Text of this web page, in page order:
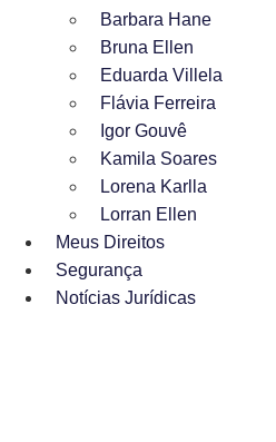
Barbara Hane
Bruna Ellen
Eduarda Villela
Flávia Ferreira
Igor Gouvê
Kamila Soares
Lorena Karlla
Lorran Ellen
Meus Direitos
Segurança
Notícias Jurídicas